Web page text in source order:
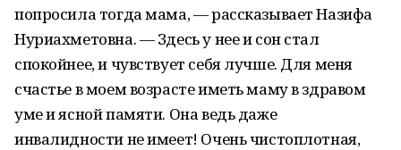
попросила тогда мама, — рассказывает Назифа
Нуриахметовна. — Здесь у нее и сон стал
спокойнее, и чувствует себя лучше. Для меня
счастье в моем возрасте иметь маму в здравом
уме и ясной памяти. Она ведь даже
инвалидности не имеет! Очень чистоплотная,